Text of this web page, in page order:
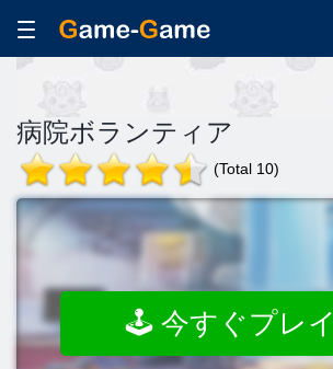
病院ボランティア
(Total 10)
🕹️ 今すぐプレイ